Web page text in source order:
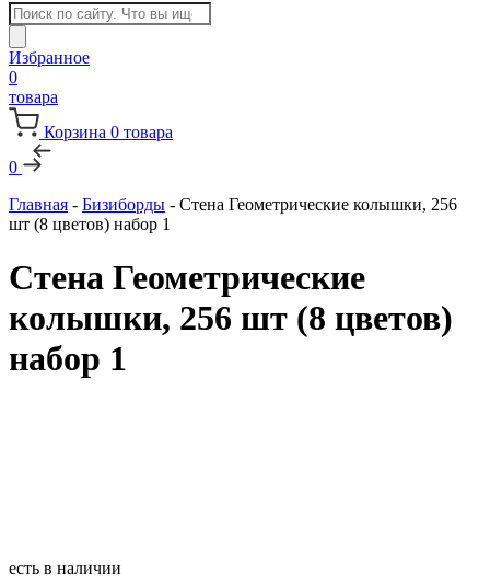
Поиск
товаров
Избранное
0
товара
Корзина 0 товара
0
Главная - Бизиборды - Стена Геометрические колышки, 256
шт (8 цветов) набор 1
Стена Геометрические
колышки, 256 шт (8 цветов)
набор 1
есть в наличии